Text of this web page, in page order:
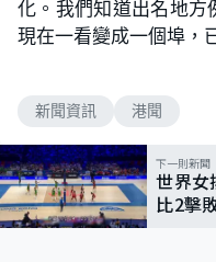
化。我們知道出名地方
現在一看變成一個埠，
新聞資訊 港聞
下一則新聞
世界
比2擊